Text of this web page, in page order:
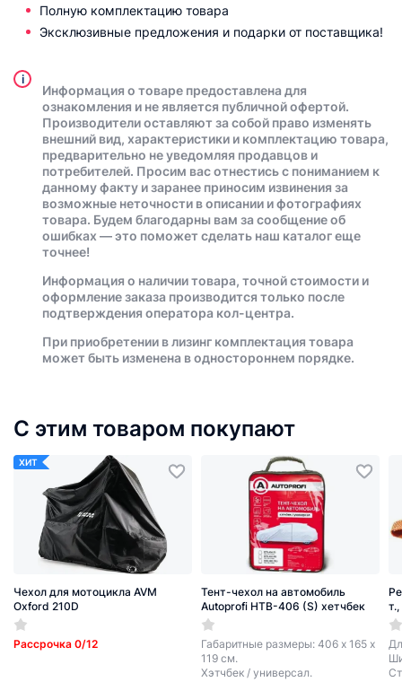
Полную комплектацию товара
Эксклюзивные предложения и подарки от поставщика!
i
Информация о товаре предоставлена для
ознакомления и не является публичной офертой.
Производители оставляют за собой право изменять
внешний вид, характеристики и комплектацию товара,
предварительно не уведомляя продавцов и
потребителей. Просим вас отнестись с пониманием к
данному факту и заранее приносим извинения за
возможные неточности в описании и фотографиях
товара. Будем благодарны вам за сообщение об
ошибках — это поможет сделать наш каталог еще
точнее!
Информация о наличии товара, точной стоимости и
оформление заказа производится только после
подтверждения оператора кол-центра.
При приобретении в лизинг комплектация товара
может быть изменена в одностороннем порядке.
С этим товаром покупают
ХИТ
Чехол для мотоцикла AVM
Oxford 210D
Рассрочка 0/12
Тент-чехол на автомобиль
Autoprofi HTB-406 (S) хетчбек
Габаритные размеры: 406 х 165 х
119 см.
Хэтчбек / универсал.